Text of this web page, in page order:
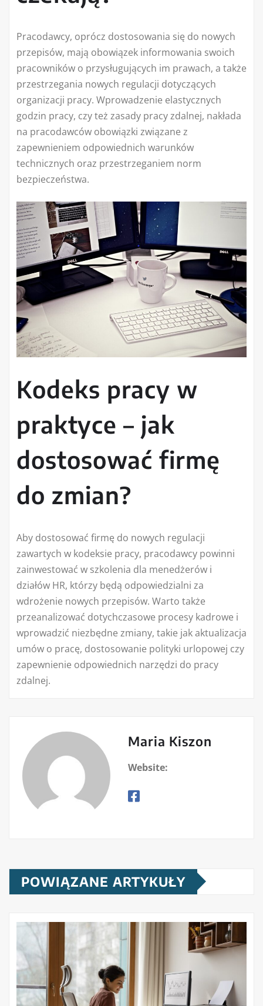
Pracodawcy, oprócz dostosowania się do nowych
przepisów, mają obowiązek informowania swoich
pracowników o przysługujących im prawach, a także
przestrzegania nowych regulacji dotyczących
organizacji pracy. Wprowadzenie elastycznych
godzin pracy, czy też zasady pracy zdalnej, nakłada
na pracodawców obowiązki związane z
zapewnieniem odpowiednich warunków
technicznych oraz przestrzeganiem norm
bezpieczeństwa.
Kodeks pracy w
praktyce – jak
dostosować firmę
do zmian?
Aby dostosować firmę do nowych regulacji
zawartych w kodeksie pracy, pracodawcy powinni
zainwestować w szkolenia dla menedżerów i
działów HR, którzy będą odpowiedzialni za
wdrożenie nowych przepisów. Warto także
przeanalizować dotychczasowe procesy kadrowe i
wprowadzić niezbędne zmiany, takie jak aktualizacja
umów o pracę, dostosowanie polityki urlopowej czy
zapewnienie odpowiednich narzędzi do pracy
zdalnej.
Maria Kiszon
Website:
POWIĄZANE ARTYKUŁY